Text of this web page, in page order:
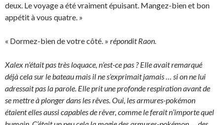
deux. Le voyage a été vraiment épuisant. Mangez-bien et bon
appétit à vous quatre. »
« Dormez-bien de votre côté. » répondit Raon.
Xalex n’était pas très loquace, n’est-ce pas ? Elle avait remarqué
déjà cela sur le bateau mais il ne s’exprimait jamais … si on ne lui
adressait pas la parole. Elle prit une profonde respiration avant de
se mettre à plonger dans les rêves. Oui, les armures-pokémon
étaient elles aussi capables de rêver, comme le ferait n’importe quel